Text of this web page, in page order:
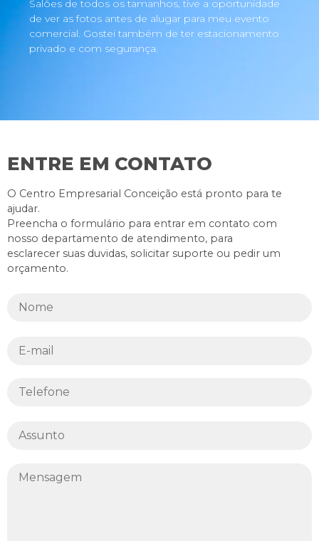
Salões de todos os tamanhos, tive a oportunidade
de ver as fotos antes de alugar para meu evento
comercial. Gostei também de ter estacionamento
privado e com segurança.
ENTRE EM CONTATO
O Centro Empresarial Conceição está pronto para te
ajudar.
Preencha o formulário para entrar em contato com
nosso departamento de atendimento, para
esclarecer suas duvidas, solicitar suporte ou pedir um
orçamento.